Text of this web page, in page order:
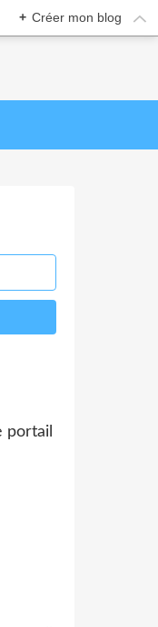
+ Créer mon blog
portail